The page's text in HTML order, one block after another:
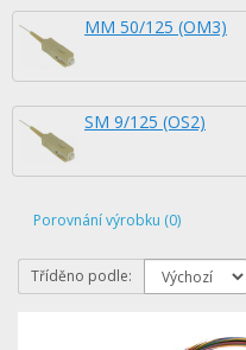
MM 50/125 (OM3)
SM 9/125 (OS2)
Porovnání výrobku (0)
Tříděno podle: